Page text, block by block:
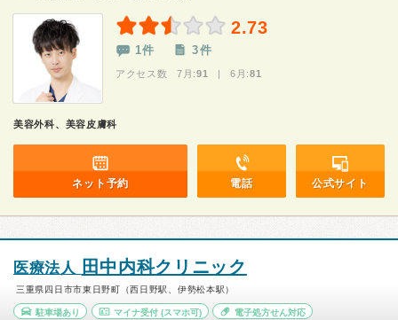
2.73
1件 3件
アクセス数 7月:91 | 6月:81
美容外科、美容皮膚科
ネット予約 電話 公式サイト
医療法人 田中内科クリニック
三重県四日市市東日野町（西日野駅、伊勢松本駅）
駐車場あり マイナ受付(スマホ可) 電子処方せん対応